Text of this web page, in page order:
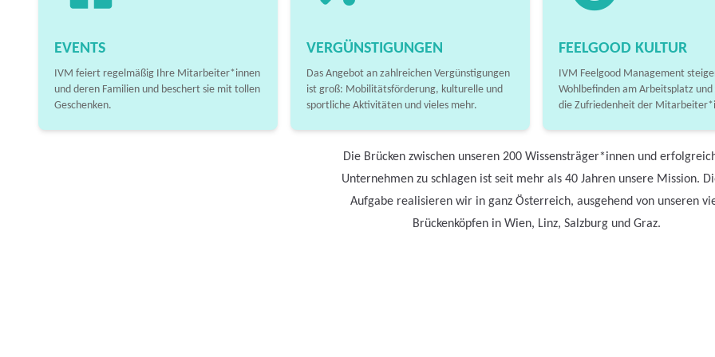
EVENTS
IVM feiert regelmäßig Ihre Mitarbeiter*innen
und deren Familien und beschert sie mit tollen
Geschenken.
VERGÜNSTIGUNGEN
Das Angebot an zahlreichen Vergünstigungen
ist groß: Mobilitätsförderung, kulturelle und
sportliche Aktivitäten und vieles mehr.
FEELGOOD KULTUR
IVM Feelgood Management
Wohlbefinden am Arbeitsplatz und
die Zufriedenheit der
Die Brücken zwischen unseren 200 Wissensträger*innen und
Unternehmen zu schlagen ist seit mehr als 40 Jahren unsere Mission.
Aufgabe realisieren wir in ganz Österreich, ausgehend von unseren
Brückenköpfen in Wien, Linz, Salzburg und Graz.